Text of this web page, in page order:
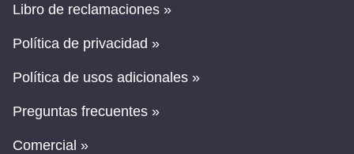
Libro de reclamaciones »
Política de privacidad »
Política de usos adicionales »
Preguntas frecuentes »
Comercial »